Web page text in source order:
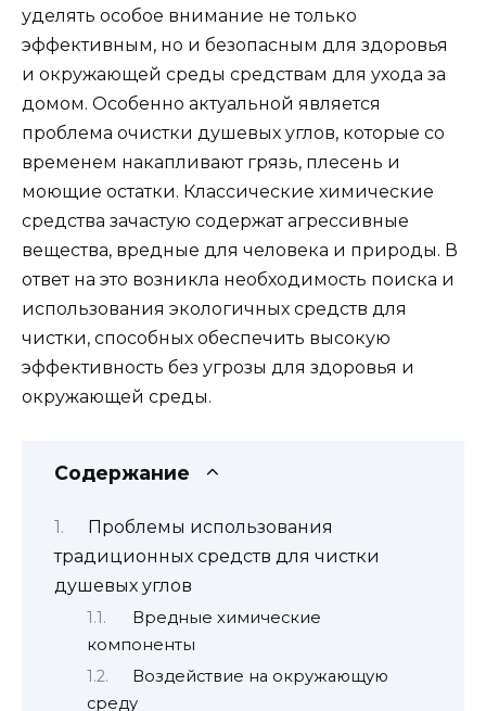
уделять особое внимание не только
эффективным, но и безопасным для здоровья
и окружающей среды средствам для ухода за
домом. Особенно актуальной является
проблема очистки душевых углов, которые со
временем накапливают грязь, плесень и
моющие остатки. Классические химические
средства зачастую содержат агрессивные
вещества, вредные для человека и природы. В
ответ на это возникла необходимость поиска и
использования экологичных средств для
чистки, способных обеспечить высокую
эффективность без угрозы для здоровья и
окружающей среды.
Содержание
Проблемы использования
традиционных средств для чистки
душевых углов
Вредные химические
компоненты
Воздействие на окружающую
среду